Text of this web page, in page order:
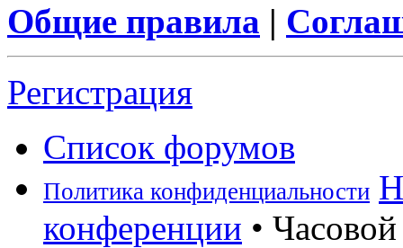
Общие правила |
Регистрация
Список форумов
Политика конфиденциальности
конференции •